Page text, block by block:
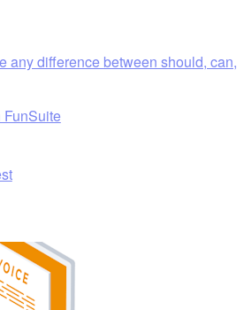
any difference between should, can,
FunSuite